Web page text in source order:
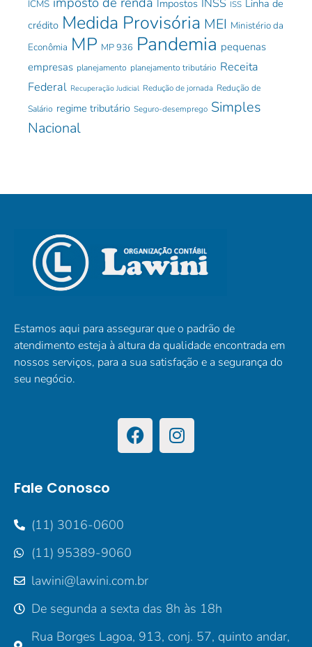
ICMS Impostos INSS ISS Linha de
crédito Medida Provisória MEI Ministério da
Econômia MP MP 936 Pandemia pequenas
empresas planejamento planejamento tributário Receita
Federal Recuperação Judicial Redução de jornada Redução de
Salário regime tributário Seguro-desemprego Simples
Nacional
Estamos aqui para assegurar que o padrão de
atendimento esteja à altura da qualidade encontrada em
nossos serviços, para a sua satisfação e a segurança do
seu negócio.
Fale Conosco
(11) 3016-0600
(11) 95389-9060
lawini@lawini.com.br
De segunda a sexta das 8h às 18h
Rua Borges Lagoa, 913, conj. 57, quinto andar,